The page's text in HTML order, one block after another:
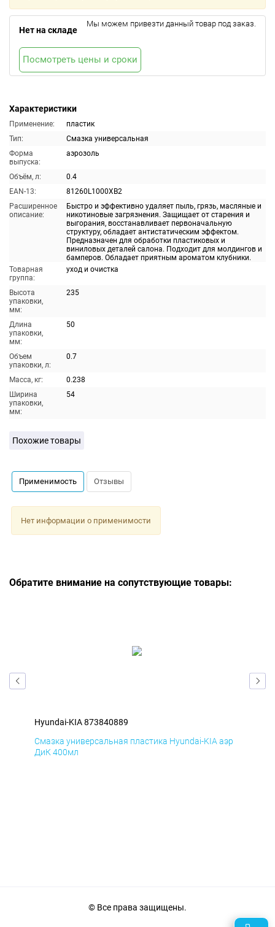
Характеристики
Применение:
пластик
Тип:
Смазка универсальная
Форма
выпуска:
аэрозоль
Объём, л:
0.4
EAN-13:
81260L1000XB2
Расширенное
описание:
Быстро и эффективно удаляет пыль, грязь, масляные и
никотиновые загрязнения. Защищает от старения и
выгорания, восстанавливает первоначальную
структуру, обладает антистатическим эффектом.
Предназначен для обработки пластиковых и
виниловых деталей салона. Подходит для молдингов и
бамперов. Обладает приятным ароматом клубники.
Товарная
группа:
уход и очистка
Высота
упаковки,
мм:
235
Длина
упаковки,
мм:
50
Объем
упаковки, л:
0.7
Масса, кг:
0.238
Ширина
упаковки,
мм:
54
Нет на складе
Мы можем привезти данный товар под заказ.
Посмотреть цены и сроки
Похожие товары
Применимость Отзывы
Нет информации о применимости
Обратите внимание на сопутствующие товары:
Hyundai-KIA 873840889
Смазка универсальная пластика Hyundai-KIA аэр
ДиК 400мл
© Все права защищены.